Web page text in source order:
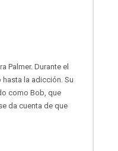
Palmer. Durante el
la adicción. Su
como Bob, que
da cuenta de que